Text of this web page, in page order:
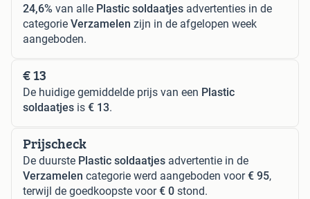
24,6% van alle Plastic soldaatjes advertenties in de
categorie Verzamelen zijn in de afgelopen week
aangeboden.
€ 13
De huidige gemiddelde prijs van een Plastic
soldaatjes is € 13.
Prijscheck
De duurste Plastic soldaatjes advertentie in de
Verzamelen categorie werd aangeboden voor€ 95,
terwijl de goedkoopste voor€ 0 stond.